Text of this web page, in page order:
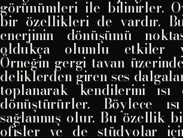
görünümleri ile bilinirler.
bir özellikleri de vardır.
enerjinin dönüşümü
oldukça olumlu etkiler
Örneğin gergi tavan
deliklerden giren ses
toplanarak kendilerini ısı
dönüştürürler. Böylece ısı
sağlanmış olur. Bu özellik
ofisler ve de stüdyolar